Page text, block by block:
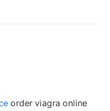
order viagra online